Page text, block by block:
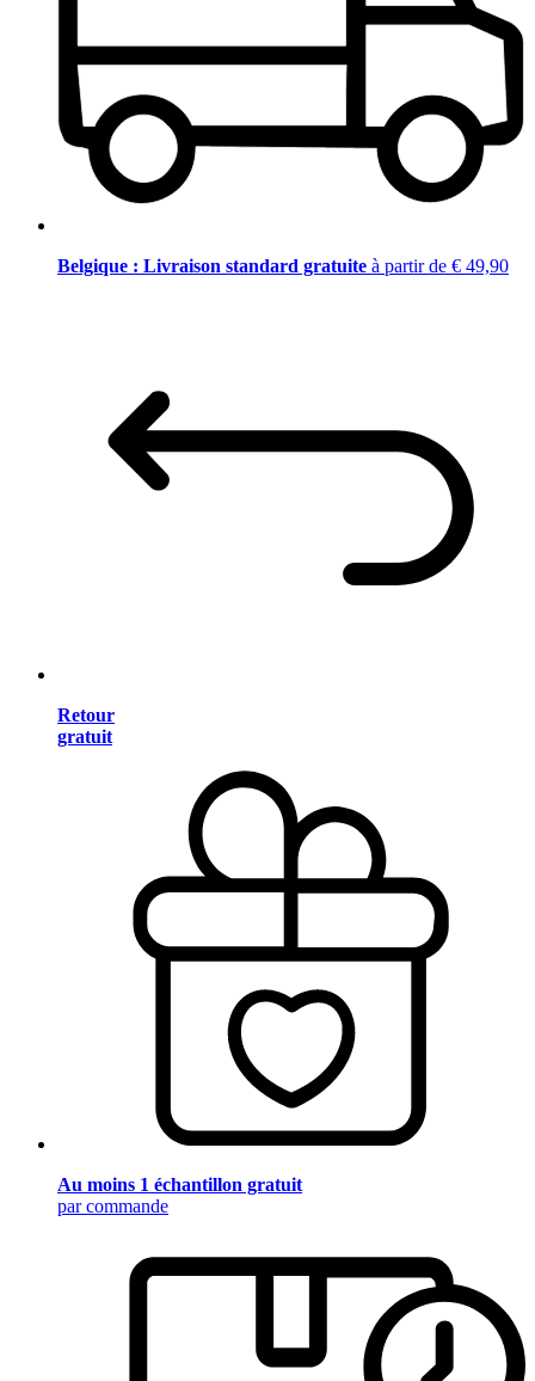
Belgique : Livraison standard gratuite à partir de € 49,90
Retour
gratuit
Au moins 1 échantillon gratuit
par commande